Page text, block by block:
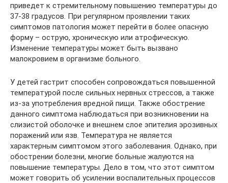
приведет к стремительному повышению температуры до
37-38 градусов. При регулярном проявлении таких
симптомов патология может перейти в более опасную
форму – острую, хроническую или атрофическую.
Изменение температуры может быть вызвано
малокровием в организме больного.
У детей гастрит способен сопровождаться повышенной
температурой после сильных нервных стрессов, а также
из-за употребления вредной пищи. Также обострение
данного симптома наблюдаться при возникновении на
слизистой оболочке и внешнем слое эпителия эрозивных
поражений или язв. Температура не является
характерным симптомом этого заболевания. Однако, при
обострении болезни, многие больные жалуются на
повышение температуры. Дело в том, что этот симптом
может говорить об усилении воспалительных процессов